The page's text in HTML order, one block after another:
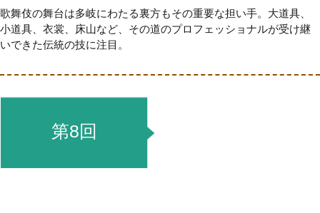
歌舞伎の舞台は多岐にわたる裏方もその重要な担い手。大道具、
小道具、衣裳、床山など、その道のプロフェッショナルが受け継
いできた伝統の技に注目。
第8回